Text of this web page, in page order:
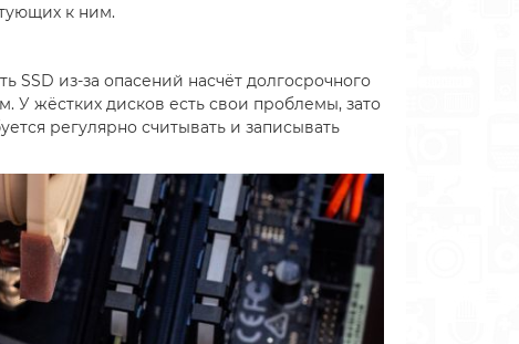
к ним.
SSD из-за опасений насчёт долгосрочного
У жёстких дисков есть свои проблемы, зато
регулярно считывать и записывать